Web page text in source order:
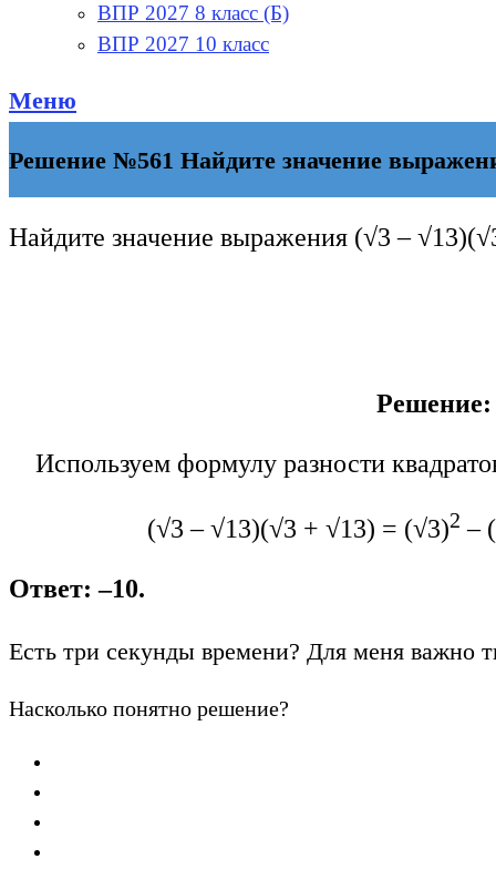
ВПР 2027 8 класс (Б)
ВПР 2027 10 класс
Меню
Решение №561 Найдите значение
Найдите значение выражения (√3 –
Решение:
Используем формулу разности
(√3 – √13)(√3 + √13) = (√3)2 –
Ответ: –10.
Есть три секунды времени? Для меня важно
Насколько понятно решение?